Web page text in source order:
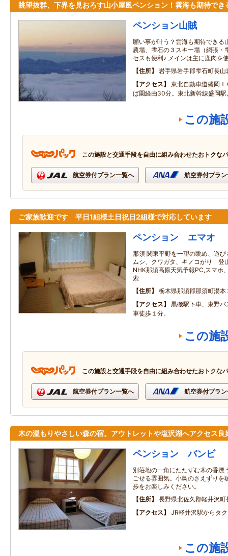
眺望抜群、下界を見おろす山小屋風ペンション！雲海も期待でき
ペンション山賊
願い事が叶う？雲海も期待できる
農場、雫石の３スキー場（網張・
セスも便利♪ メインは主に鹿肉を
住所
岩手県岩手郡雫石町長
アクセス
東北自動車道盛岡
ば園経由30分。東北新幹線盛岡
この施
この施設と交通手段を自由に組み合わせたおトクな
航空券付プラン一覧へ 航空券付プラ
ご家族歓迎です 平日1組様土日祝日2組様で対応しています
ペンション エマオ
那須 関東平野を一望の眺め、遊
ムシ、クワガタ、キノコがり 登
NHK那須高原天気予報PC,スマホ
索
住所
栃木県那須郡那須町湯本
アクセス
黒磯駅下車、東野
車徒歩１分。
この施
この施設と交通手段を自由に組み合わせたおトクな
航空券付プラン一覧へ 航空券付プラ
木の温もりやさしい森の宿。アウトレットや塩沢湖へアクセス良
ペンション バンビ
別荘地の一角にたたずむ木の香漂
ごせる雰囲気。小鳥のさえずりを
歩をお楽しみください。
住所
長野県北佐久郡軽井沢
アクセス
JR軽井沢駅からタ
この施